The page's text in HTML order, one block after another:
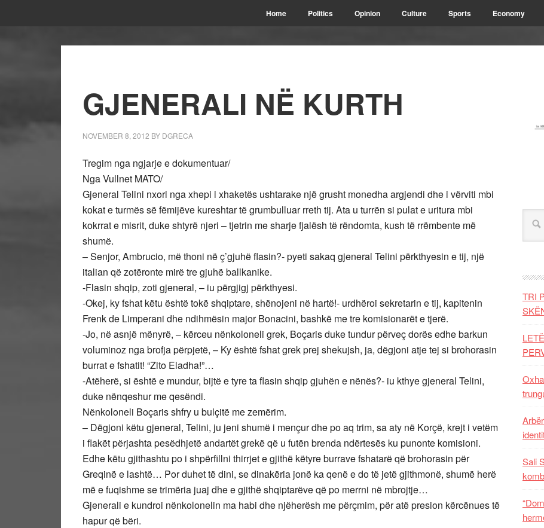
Home Politics Opinion Culture Sports Economy
GJENERALI NË KURTH
NOVEMBER 8, 2012 BY DGRECA
Tregim nga ngjarje e dokumentuar/
Nga Vullnet MATO/
Gjeneral Telini nxori nga xhepi i xhaketës ushtarake një grusht monedha argjendi dhe i vërviti mbi
kokat e turmës së fëmijëve kureshtar të grumbulluar rreth tij. Ata u turrën si pulat e uritura mbi
kokrrat e misrit, duke shtyrë njeri – tjetrin me sharje fjalësh të rëndomta, kush të rrëmbente më
shumë.
– Senjor, Ambrucio, më thoni në ç’gjuhë flasin?- pyeti sakaq gjeneral Telini përkthyesin e tij, një
italian që zotëronte mirë tre gjuhë ballkanike.
-Flasin shqip, zoti gjeneral, – iu përgjigj përkthyesi.
-Okej, ky fshat këtu është tokë shqiptare, shënojeni në hartë!- urdhëroi sekretarin e tij, kapitenin
Frenk de Limperani dhe ndihmësin major Bonacini, bashkë me tre komisionarët e tjerë.
-Jo, në asnjë mënyrë, – kërceu nënkoloneli grek, Boçaris duke tundur përveç dorës edhe barkun
voluminoz nga brofja përpjetë, – Ky është fshat grek prej shekujsh, ja, dëgjoni atje tej si brohorasin
burrat e fshatit! “Zito Eladha!”…
-Atëherë, si është e mundur, bijtë e tyre ta flasin shqip gjuhën e nënës?- iu kthye gjeneral Telini,
duke nënqeshur me qesëndi.
Nënkoloneli Boçaris shfry u bulçitë me zemërim.
– Dëgjoni këtu gjeneral, Telini, ju jeni shumë i mençur dhe po aq trim, sa aty në Korçë, krejt i vetëm
i flakët përjashta pesëdhjetë andartët grekë që u futën brenda ndërtesës ku punonte komisioni.
Edhe këtu gjithashtu po i shpërfillni thirrjet e gjithë këtyre burrave fshatarë që brohorasin për
Greqinë e lashtë… Por duhet të dini, se dinakëria jonë ka qenë e do të jetë gjithmonë, shumë herë
më e fuqishme se trimëria juaj dhe e gjithë shqiptarëve që po merrni në mbrojtje…
Gjenerali e kundroi nënkolonelin ma habi dhe njëherësh me përçmim, për atë presion kërcënues të
hapur që bëri.
TRI
Sali